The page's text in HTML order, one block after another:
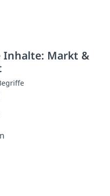
Inhalte: Markt &